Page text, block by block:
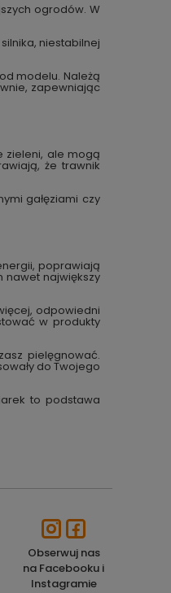
ogrodów. W
niestabilnej
modelu. Należą
zapewniając
zieleni, ale mogą
że trawnik
gałęziami czy
poprawiają
nawet największy
odpowiedni
w produkty
pielęgnować.
do Twojego
to podstawa
Obserwuj nas
na Facebooku i
Instagramie